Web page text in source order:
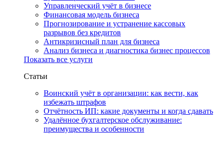
Управленческий учёт в бизнесе
Финансовая модель бизнеса
Прогнозирование и устранение кассовых
разрывов без кредитов
Антикризисный план для бизнеса
Анализ бизнеса и диагностика бизнес процессов
Показать все услуги
Статьи
Воинский учёт в организации: как вести, как
избежать штрафов
Отчётность ИП: какие документы и когда сдавать
Удалённое бухгалтерское обслуживание:
преимущества и особенности